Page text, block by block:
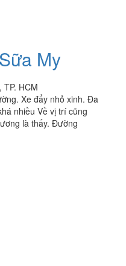
My
HCM
Xe đẩy nhỏ xinh. Đa
nhiều Về vị trí cũng
là thấy. Đường